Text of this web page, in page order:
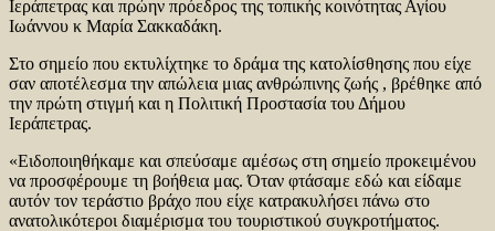
Ιεράπετρας και πρώην πρόεδρος της τοπικής κοινότητας Αγίου
Ιωάννου κ Μαρία Σακκαδάκη.
Στο σημείο που εκτυλίχτηκε το δράμα της κατολίσθησης που είχε
σαν αποτέλεσμα την απώλεια μιας ανθρώπινης ζωής , βρέθηκε από
την πρώτη στιγμή και η Πολιτική Προστασία του Δήμου
Ιεράπετρας.
«Ειδοποιηθήκαμε και σπεύσαμε αμέσως στη σημείο προκειμένου
να προσφέρουμε τη βοήθεια μας. Όταν φτάσαμε εδώ και είδαμε
αυτόν τον τεράστιο βράχο που είχε κατρακυλήσει πάνω στο
ανατολικότεροι διαμέρισμα του τουριστικού συγκροτήματος.